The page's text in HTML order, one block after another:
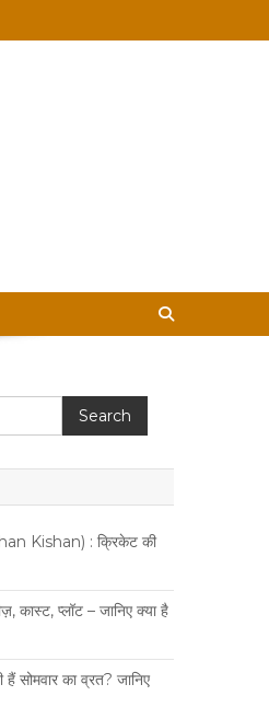
Search
Kishan) : क्रिकेट की
कास्ट, प्लॉट – जानिए क्या है
सोमवार का व्रत? जानिए